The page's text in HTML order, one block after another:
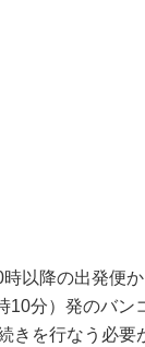
以降の出発便か
10分）発のバン
きを行なう必要